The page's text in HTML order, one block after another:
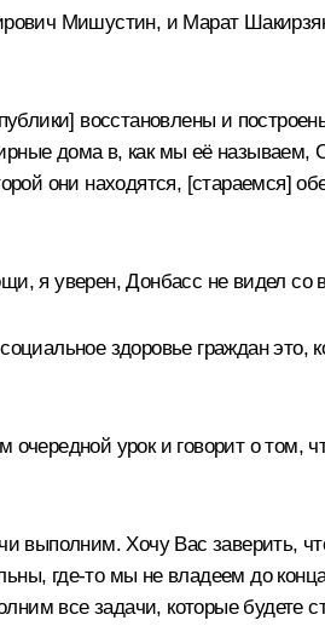
Мишустин, и Марат
восстановлены и
дома в, как мы её называем,
они находятся, [стараемся]
я уверен, Донбасс не видел со
здоровье граждан это,
урок и говорит о том,
выполним. Хочу Вас заверить,
где-то мы не владеем до
все задачи, которые будете